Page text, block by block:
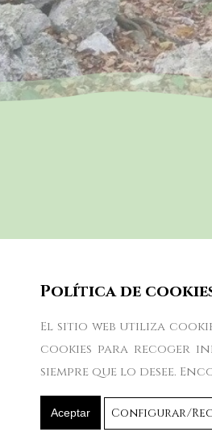
Política de
El sitio web utiliza
cookies para recoger
siempre que lo desee.
Aceptar Configurar/